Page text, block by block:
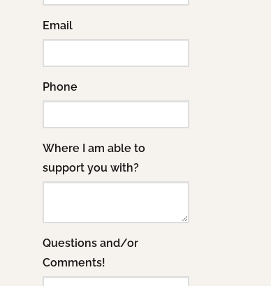
Email
Phone
Where I am able to
support you with?
Questions and/or
Comments!